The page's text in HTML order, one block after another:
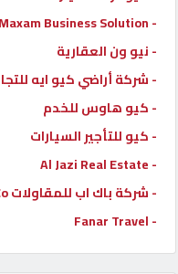
- Maxam Business Solution
- نيو ون العقارية
- شركة أراضي كيو ايه
- كيو هاوس للخدم
- كيو للتأجير السيارات
- Al Jazi Real Estate
- شركة باك اب للمقاولات Back Up Construction Co
- Fanar Travel